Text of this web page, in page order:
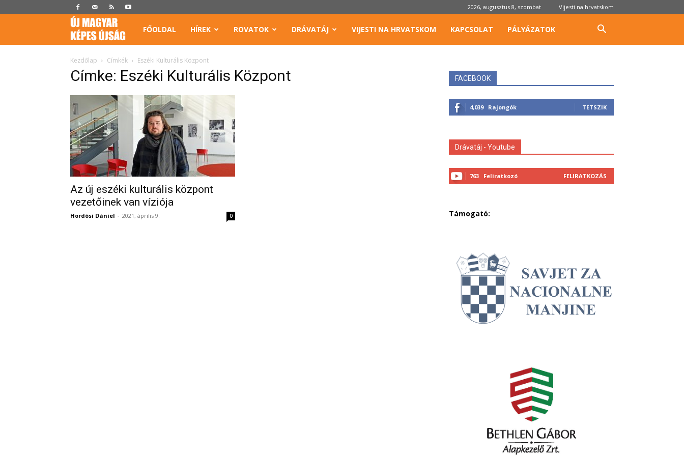
2026, augusztus 8, szombat Vijesti na hrvatskom
Képes
Újság
FŐOLDAL HÍREK ROVATOK DRÁVATÁJ VIJESTI NA HRVATSKOM KAPCSOLAT PÁLYÁZATOK
Kezdőlap Címkék Eszéki Kulturális Központ
Címke: Eszéki Kulturális Központ
Az új eszéki kulturális központ
vezetőinek van víziója
Hordósi Dániel - 2021, április 9. 0
FACEBOOK
4,039 Rajongók TETSZIK
Drávatáj - Youtube
763 Feliratkozó FELIRATKOZÁS
Támogató: